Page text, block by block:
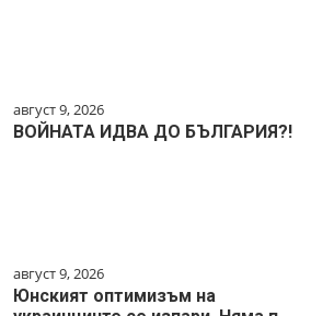
август 9, 2026
ВОЙНАТА ИДВА ДО БЪЛГАРИЯ?!
август 9, 2026
Юнският оптимизъм на